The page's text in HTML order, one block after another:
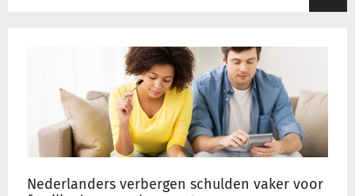
Nederlanders verbergen schulden vaker voor
familie
voor
hun
partner